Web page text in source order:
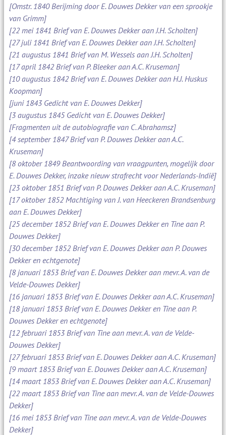
[Omstr. 1840 Berijming door E. Douwes Dekker van een sprookje
van Grimm]
[22 mei 1841 Brief van E. Douwes Dekker aan J.H. Scholten]
[27 juli 1841 Brief van E. Douwes Dekker aan J.H. Scholten]
[21 augustus 1841 Brief van M. Wessels aan J.H. Scholten]
[17 april 1842 Brief van P. Bleeker aan A.C. Kruseman]
[10 augustus 1842 Brief van E. Douwes Dekker aan H.J. Huskus
Koopman]
[juni 1843 Gedicht van E. Douwes Dekker]
[3 augustus 1845 Gedicht van E. Douwes Dekker]
[Fragmenten uit de autobiografie van C. Abrahamsz]
[4 september 1847 Brief van P. Douwes Dekker aan A.C.
Kruseman]
[8 oktober 1849 Beantwoording van vraagpunten, mogelijk door
E. Douwes Dekker, inzake nieuw strafrecht voor Nederlands-Indië]
[23 oktober 1851 Brief van P. Douwes Dekker aan A.C. Kruseman]
[17 oktober 1852 Machtiging van J. van Heeckeren Brandsenburg
aan E. Douwes Dekker]
[25 december 1852 Brief van E. Douwes Dekker en Tine aan P.
Douwes Dekker]
[30 december 1852 Brief van E. Douwes Dekker aan P. Douwes
Dekker en echtgenote]
[8 januari 1853 Brief van E. Douwes Dekker aan mevr. A. van de
Velde-Douwes Dekker]
[16 januari 1853 Brief van E. Douwes Dekker aan A.C. Kruseman]
[18 januari 1853 Brief van E. Douwes Dekker en Tine aan P.
Douwes Dekker en echtgenote]
[12 februari 1853 Brief van Tine aan mevr. A. van de Velde-
Douwes Dekker]
[27 februari 1853 Brief van E. Douwes Dekker aan A.C. Kruseman]
[9 maart 1853 Brief van E. Douwes Dekker aan A.C. Kruseman]
[14 maart 1853 Brief van E. Douwes Dekker aan A.C. Kruseman]
[22 maart 1853 Brief van Tine aan mevr. A. van de Velde-Douwes
Dekker]
[16 mei 1853 Brief van Tine aan mevr. A. van de Velde-Douwes
Dekker]